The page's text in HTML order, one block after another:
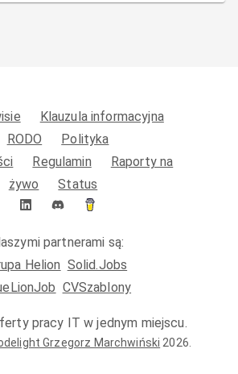
Klauzula informacyjna
RODO
Polityka
Regulamin
Raporty na
żywo
Status
partnerami są:
Helion Solid.Jobs
CVSzablony
pracy IT w jednym miejscu.
Grzegorz Marchwiński 2026